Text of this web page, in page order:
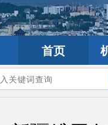
首页
位置：首页>政务公开